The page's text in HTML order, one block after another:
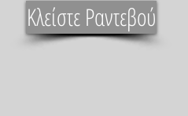
Κλείστε Ραντεβού